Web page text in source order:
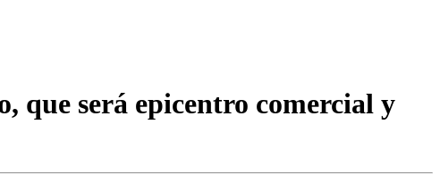
que será epicentro comercial y